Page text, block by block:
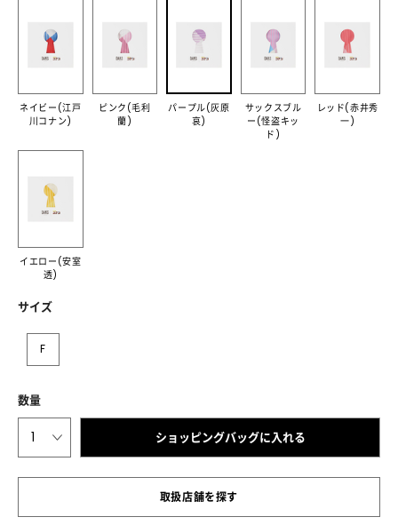
ネイビー(江戸
川コナン)
ピンク(毛利
蘭)
パープル(灰原
哀)
サックスブル
ー(怪盗キッ
ド)
レッド(赤井秀
一)
イエロー(安室
透)
サイズ
F
数量
1 ショッピングバッグに入れる
取扱店舗を探す